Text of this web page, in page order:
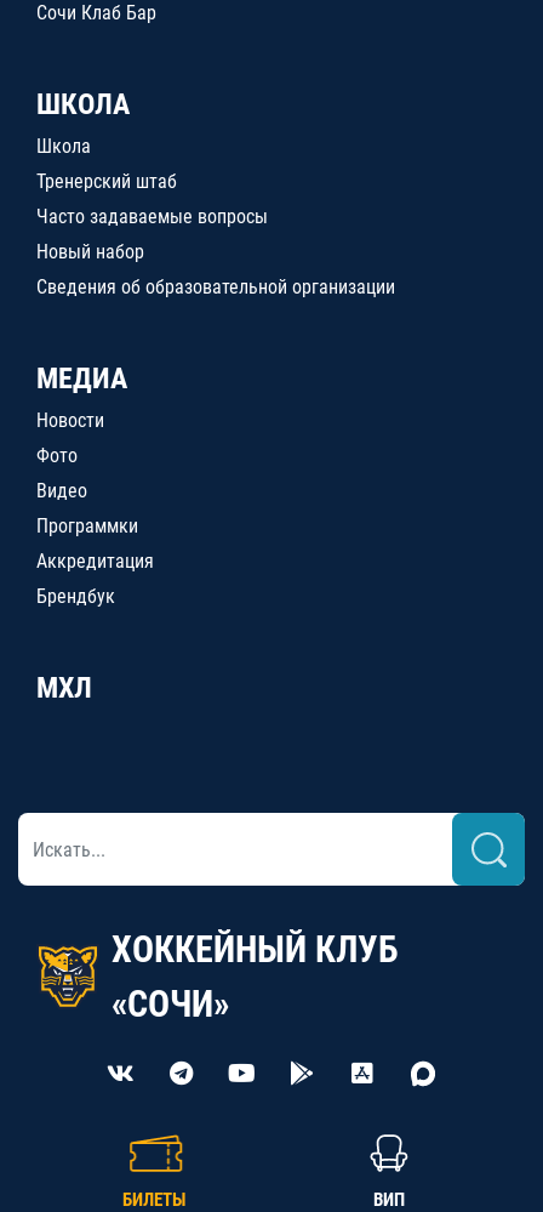
Сочи Клаб Бар
ШКОЛА
Школа
Тренерский штаб
Часто задаваемые вопросы
Новый набор
Сведения об образовательной организации
МЕДИА
Новости
Фото
Видео
Программки
Аккредитация
Брендбук
МХЛ
ХОККЕЙНЫЙ КЛУБ
«СОЧИ»
БИЛЕТЫ ВИП